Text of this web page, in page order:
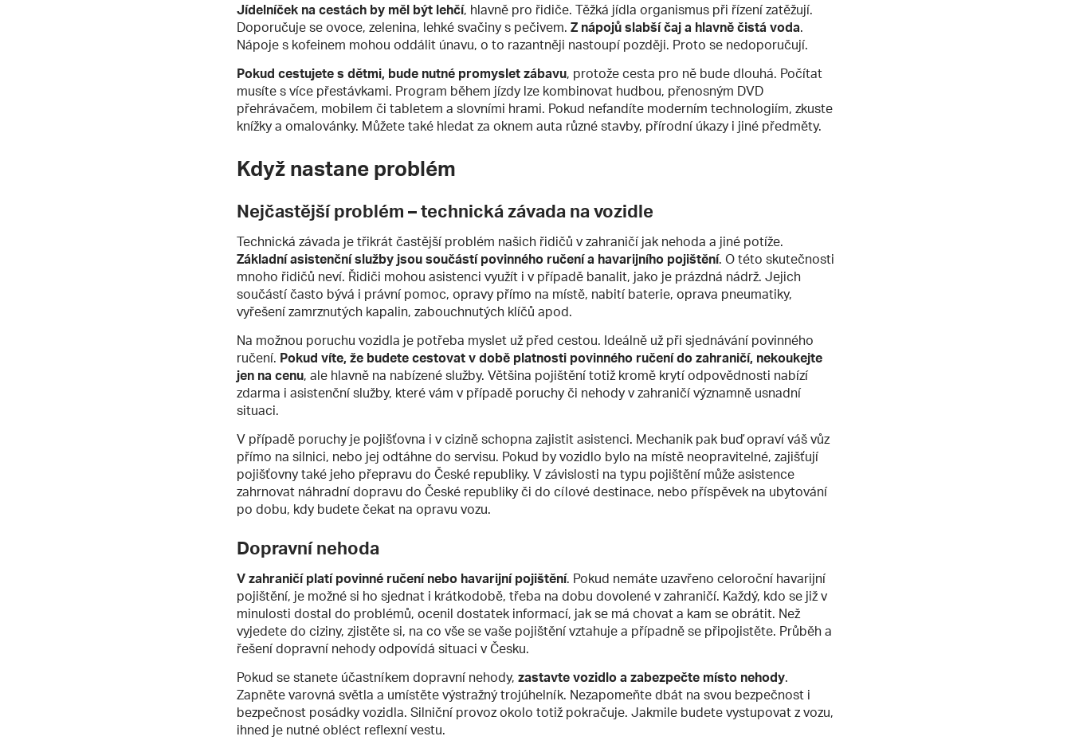
Jídelníček na cestách by měl být lehčí, hlavně pro řidiče. Těžká jídla organismus při řízení zatěžují.
Doporučuje se ovoce, zelenina, lehké svačiny s pečivem. Z nápojů slabší čaj a hlavně čistá voda.
Nápoje s kofeinem mohou oddálit únavu, o to razantněji nastoupí později. Proto se nedoporučují.
Pokud cestujete s dětmi, bude nutné promyslet zábavu, protože cesta pro ně bude dlouhá. Počítat
musíte s více přestávkami. Program během jízdy lze kombinovat hudbou, přenosným DVD
přehrávačem, mobilem či tabletem a slovními hrami. Pokud nefandíte moderním technologiím, zkuste
knížky a omalovánky. Můžete také hledat za oknem auta různé stavby, přírodní úkazy i jiné předměty.
Když nastane problém
Nejčastější problém – technická závada na vozidle
Technická závada je třikrát častější problém našich řidičů v zahraničí jak nehoda a jiné potíže.
Základní asistenční služby jsou součástí povinného ručení a havarijního pojištění. O této skutečnosti
mnoho řidičů neví. Řidiči mohou asistenci využít i v případě banalit, jako je prázdná nádrž. Jejich
součástí často bývá i právní pomoc, opravy přímo na místě, nabití baterie, oprava pneumatiky,
vyřešení zamrznutých kapalin, zabouchnutých klíčů apod.
Na možnou poruchu vozidla je potřeba myslet už před cestou. Ideálně už při sjednávání povinného
ručení. Pokud víte, že budete cestovat v době platnosti povinného ručení do zahraničí, nekoukejte
jen na cenu, ale hlavně na nabízené služby. Většina pojištění totiž kromě krytí odpovědnosti nabízí
zdarma i asistenční služby, které vám v případě poruchy či nehody v zahraničí významně usnadní
situaci.
V případě poruchy je pojišťovna i v cizině schopna zajistit asistenci. Mechanik pak buď opraví váš vůz
přímo na silnici, nebo jej odtáhne do servisu. Pokud by vozidlo bylo na místě neopravitelné, zajišťují
pojišťovny také jeho přepravu do České republiky. V závislosti na typu pojištění může asistence
zahrnovat náhradní dopravu do České republiky či do cílové destinace, nebo příspěvek na ubytování
po dobu, kdy budete čekat na opravu vozu.
Dopravní nehoda
V zahraničí platí povinné ručení nebo havarijní pojištění. Pokud nemáte uzavřeno celoroční havarijní
pojištění, je možné si ho sjednat i krátkodobě, třeba na dobu dovolené v zahraničí. Každý, kdo se již v
minulosti dostal do problémů, ocenil dostatek informací, jak se má chovat a kam se obrátit. Než
vyjedete do ciziny, zjistěte si, na co vše se vaše pojištění vztahuje a případně se připojistěte. Průběh a
řešení dopravní nehody odpovídá situaci v Česku.
Pokud se stanete účastníkem dopravní nehody, zastavte vozidlo a zabezpečte místo nehody.
Zapněte varovná světla a umístěte výstražný trojúhelník. Nezapomeňte dbát na svou bezpečnost i
bezpečnost posádky vozidla. Silniční provoz okolo totiž pokračuje. Jakmile budete vystupovat z vozu,
ihned je nutné obléct reflexní vestu.